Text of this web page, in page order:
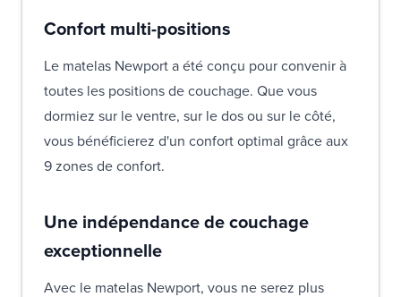
Confort multi-positions
Le matelas Newport a été conçu pour convenir à
toutes les positions de couchage. Que vous
dormiez sur le ventre, sur le dos ou sur le côté,
vous bénéficierez d'un confort optimal grâce aux
9 zones de confort.
Une indépendance de couchage
exceptionnelle
Avec le matelas Newport, vous ne serez plus